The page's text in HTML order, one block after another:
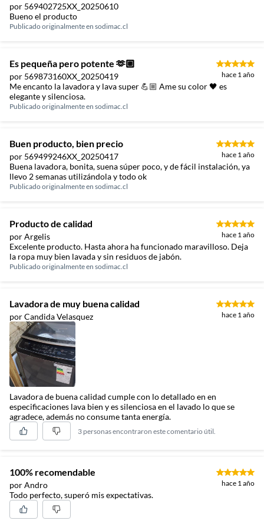
por 569402725XX_20250610
Bueno el producto
Publicado originalmente en sodimac.cl
Es pequeña pero potente 🫶🏼
por 569873160XX_20250419 hace 1 año
Me encanto la lavadora y lava super 💪🏼 Ame su color 🖤 es
elegante y silenciosa.
Publicado originalmente en sodimac.cl
Buen producto, bien precio
por 569499246XX_20250417 hace 1 año
Buena lavadora, bonita, suena súper poco, y de fácil instalación, ya
llevo 2 semanas utilizándola y todo ok
Publicado originalmente en sodimac.cl
Producto de calidad
por Argelis hace 1 año
Excelente producto. Hasta ahora ha funcionado maravilloso. Deja
la ropa muy bien lavada y sin residuos de jabón.
Publicado originalmente en sodimac.cl
Lavadora de muy buena calidad
por Candida Velasquez hace 1 año
Lavadora de buena calidad cumple con lo detallado en en
especificaciones lava bien y es silenciosa en el lavado lo que se
agradece, además no consume tanta energía.
3 personas encontraron este comentario útil.
100% recomendable
por Andro hace 1 año
Todo perfecto, superó mis expectativas.